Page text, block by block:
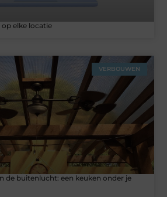
elke locatie
VERBOUWEN
de buitenlucht: een keuken onder je